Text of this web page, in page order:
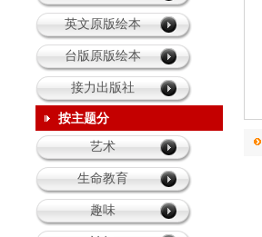
英文原版绘本
台版原版绘本
接力出版社
按主题分
艺术
生命教育
趣味